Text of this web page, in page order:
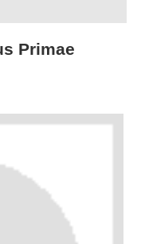
Primae